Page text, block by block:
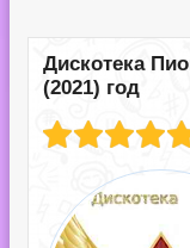
Дискотека
(2021) год